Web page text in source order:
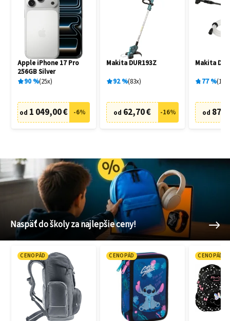
Apple iPhone 17 Pro
256GB Silver
90% 25x
od 1 049,00 € -6%
Makita DUR193Z
92% 83x
od 62,70 € -16%
Makita
77% 19
od
Naspäť do školy za najlepšie ceny!
CENOPÁD CENOPÁD CENOPÁD